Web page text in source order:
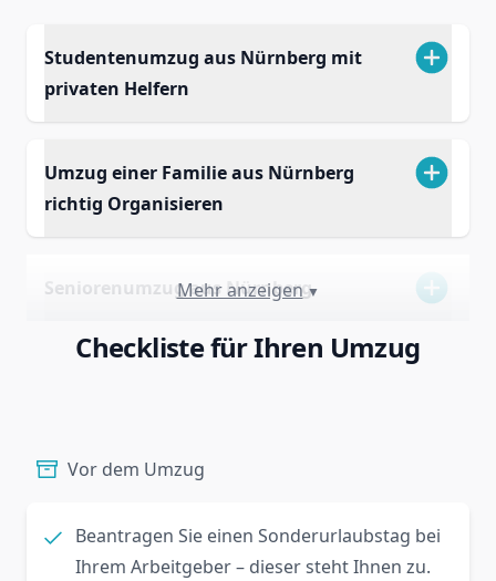
Studentenumzug aus Nürnberg mit
privaten Helfern
Umzug einer Familie aus Nürnberg
richtig Organisieren
Seniorenumzug aus Nürnberg
Mehr anzeigen▼
Checkliste für Ihren Umzug
Vor dem Umzug
Beantragen Sie einen Sonderurlaubstag bei
Ihrem Arbeitgeber – dieser steht Ihnen zu.